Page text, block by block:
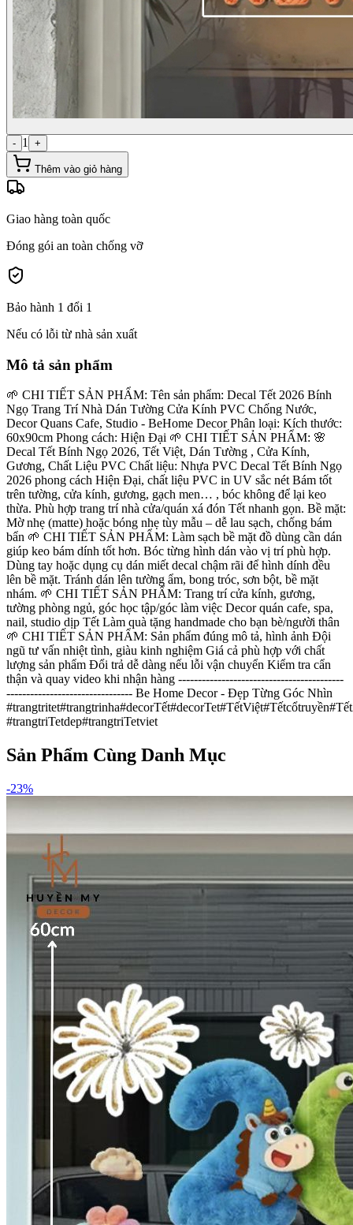
- 1 +
Thêm vào giỏ hàng
Giao hàng toàn quốc
Đóng gói an toàn chống vỡ
Bảo hành 1 đổi 1
Nếu có lỗi từ nhà sản xuất
Mô tả sản phẩm
🌱 CHI TIẾT SẢN PHẨM: Tên sản phẩm: Decal Tết 2026 Bính
Ngọ Trang Trí Nhà Dán Tường Cửa Kính PVC Chống Nước,
Decor Quans Cafe, Studio - BeHome Decor Phân loại: Kích thước:
60x90cm Phong cách: Hiện Đại 🌱 CHI TIẾT SẢN PHẨM: 🌸
Decal Tết Bính Ngọ 2026, Tết Việt, Dán Tường , Cửa Kính,
Gương, Chất Liệu PVC Chất liệu: Nhựa PVC Decal Tết Bính Ngọ
2026 phong cách Hiện Đại, chất liệu PVC in UV sắc nét Bám tốt
trên tường, cửa kính, gương, gạch men… , bóc không để lại keo
thừa. Phù hợp trang trí nhà cửa/quán xá đón Tết nhanh gọn. Bề mặt:
Mờ nhẹ (matte) hoặc bóng nhẹ tùy mẫu – dễ lau sạch, chống bám
bẩn 🌱 CHI TIẾT SẢN PHẨM: Làm sạch bề mặt đồ dùng cần dán
giúp keo bám dính tốt hơn. Bóc từng hình dán vào vị trí phù hợp.
Dùng tay hoặc dụng cụ dán miết decal chậm rãi để hình dính đều
lên bề mặt. Tránh dán lên tường ẩm, bong tróc, sơn bột, bề mặt
nhám. 🌱 CHI TIẾT SẢN PHẨM: Trang trí cửa kính, gương,
tường phòng ngủ, góc học tập/góc làm việc Decor quán cafe, spa,
nail, studio dịp Tết Làm quà tặng handmade cho bạn bè/người thân
🌱 CHI TIẾT SẢN PHẨM: Sản phẩm đúng mô tả, hình ảnh Đội
ngũ tư vấn nhiệt tình, giàu kinh nghiệm Giá cả phù hợp với chất
lượng sản phẩm Đổi trả dễ dàng nếu lỗi vận chuyển Kiểm tra cẩn
thận và quay video khi nhận hàng ------------------------------------------
-------------------------------- Be Home Decor - Đẹp Từng Góc Nhìn​
#trangtriTetdep#trangtriTetviet
Sản Phẩm Cùng Danh Mục
-23%